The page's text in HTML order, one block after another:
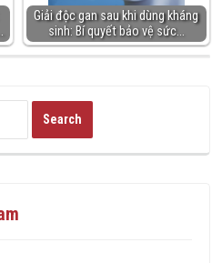
Giải độc gan sau khi dùng kháng
sinh: Bí quyết bảo vệ sức…